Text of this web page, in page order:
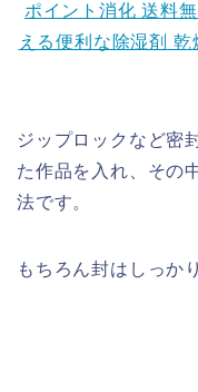
ポイント消化 送料
える便利な除湿剤
ジップロックなど密
た作品を入れ、その
法です。
もちろん封はしっか